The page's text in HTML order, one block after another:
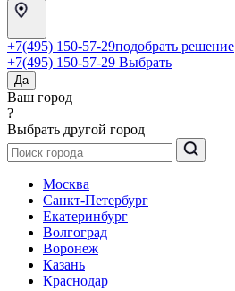
+7(495) 150-57-29подобрать решение
+7(495) 150-57-29 Выбрать
Да
Ваш город
?
Выбрать другой город
Москва
Санкт-Петербург
Екатеринбург
Волгоград
Воронеж
Казань
Краснодар